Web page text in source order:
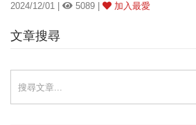
文章搜尋
2024/12/01 | 5089 | 加入最愛